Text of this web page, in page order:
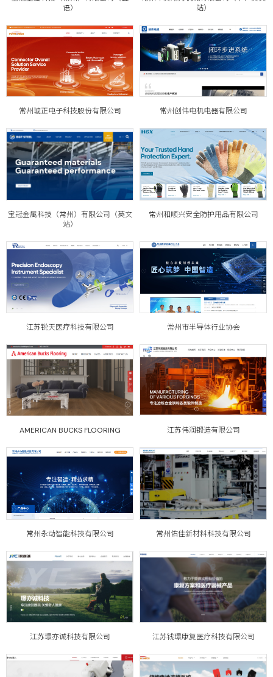
语）
站）
常州琥正电子科技股份有限公司 常州创伟电机电器有限公司
宝冠金属科技（常州）有限公司（英文
站）
常州和顺兴安全防护用品有限公司
江苏锐天医疗科技有限公司 常州市半导体行业协会
AMERICAN BUCKS FLOORING 江苏伟润锻造有限公司
常州永动智能科技有限公司 常州佑佳新材料科技有限公司
江苏璟亦诚科技有限公司 江苏钱璟康复医疗科技有限公司